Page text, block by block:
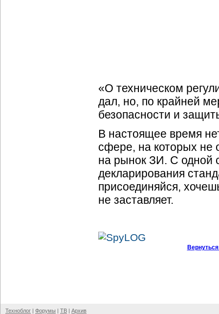
«О техническом
дал, но, по крайней
безопасности и
В настоящее время
сфере, на которых не
на рынок ЗИ. С одной
декларирования
присоединяйся,
не заставляет.
Техноблог | Форумы | ТВ | Архив